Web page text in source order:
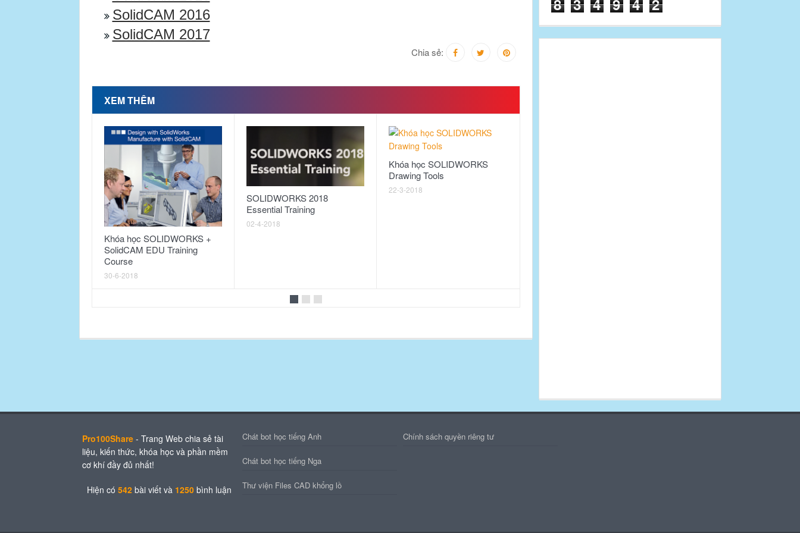
SolidCAM 2016
SolidCAM 2017
Chia sẻ:
XEM THÊM
Khóa học SOLIDWORKS +
SolidCAM EDU Training
Course
30-6-2018
SOLIDWORKS 2018
Essential Training
02-4-2018
Khóa học SOLIDWORKS
Drawing Tools
22-3-2018
8 3 4 9 4 2
Pro100Share- Trang Web chia sẻ tài
liệu, kiến thức, khóa học và phần mềm
cơ khí đầy đủ nhất!
Hiện có 542bài viếtvà 1250 bình luận
Chát bot học tiếng Anh
Chát bot học tiếng Nga
Thư viện Files CAD khổng lồ
Chính sách quyền riêng tư